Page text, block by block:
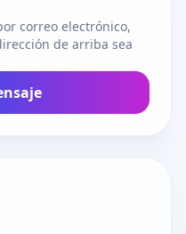
correo electrónico,
de arriba sea